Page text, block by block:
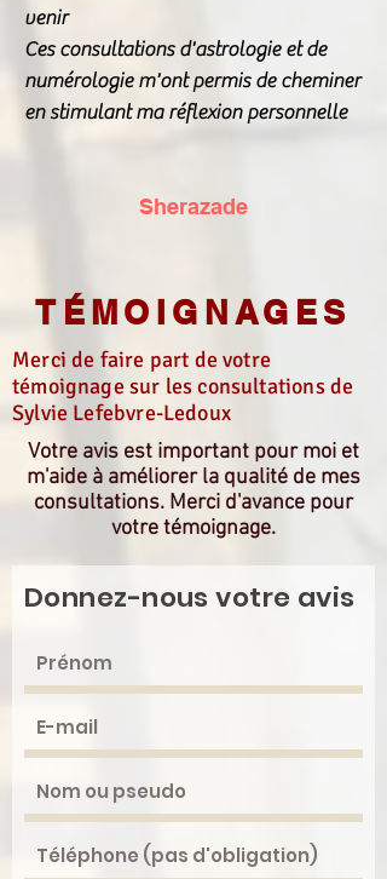
venir
Ces consultations d'astrologie et de
numérologie m'ont permis de cheminer
en stimulant ma réflexion personnelle
Sherazade
TÉMOIGNAGES
Merci de faire part de votre
témoignage sur les consultations de
Sylvie Lefebvre-Ledoux
Votre avis est important pour moi et
m'aide à améliorer la qualité de mes
consultations. Merci d'avance pour
votre témoignage.
Donnez-nous votre avis